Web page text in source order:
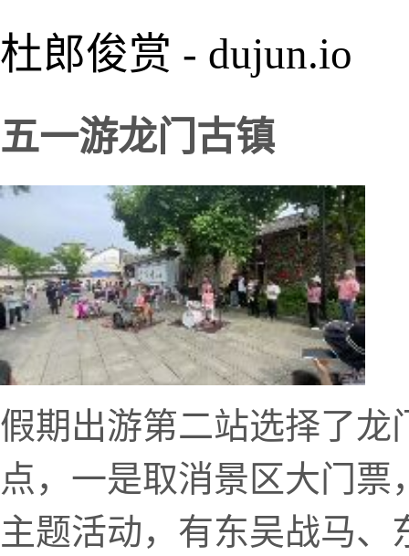
杜郎俊赏 - dujun.io
五一游龙门古镇
假期出游第二站选择了龙
点，一是取消景区大门票
主题活动，有东吴战马